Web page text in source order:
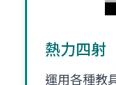
熱力四射
運用各種教